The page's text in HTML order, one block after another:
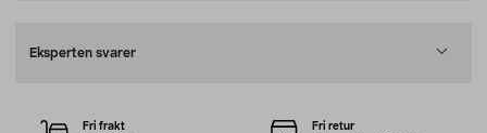
Eksperten svarer
Fri frakt Fri retur